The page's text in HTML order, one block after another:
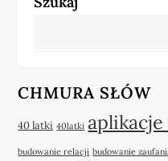
CHMURA SŁÓW
40 latki 40latki
budowanie relacji budowanie